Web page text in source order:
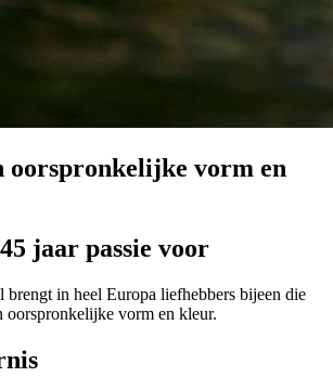
oorspronkelijke vorm en
jaar passie voor
in heel Europa liefhebbers bijeen die
oorspronkelijke vorm en kleur.